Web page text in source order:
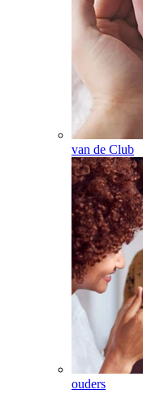
van de Club
ouders